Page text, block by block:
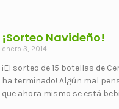
¡Sorteo Navideño!
enero 3, 2014
¡El sorteo de 15 botellas de
ha terminado! Algún mal
que ahora mismo se está